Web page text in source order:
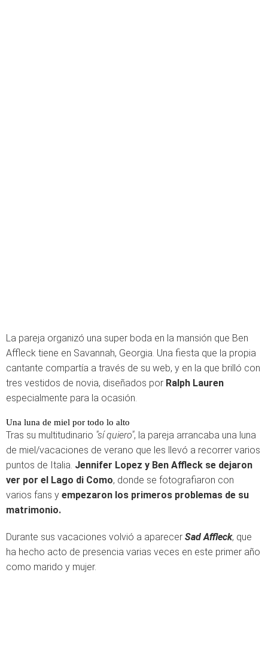
La pareja organizó una super boda en la mansión que Ben
Affleck tiene en Savannah, Georgia. Una fiesta que la propia
cantante compartía a través de su web, y en la que brilló con
tres vestidos de novia, diseñados por Ralph Lauren
especialmente para la ocasión.
Una luna de miel por todo lo alto
Tras su multitudinario "sí quiero", la pareja arrancaba una luna
de miel/vacaciones de verano que les llevó a recorrer varios
puntos de Italia. Jennifer Lopez y Ben Affleck se dejaron
ver por el Lago di Como, donde se fotografiaron con
varios fans y empezaron los primeros problemas de su
matrimonio.
Durante sus vacaciones volvió a aparecer Sad Affleck, que
ha hecho acto de presencia varias veces en este primer año
como marido y mujer.